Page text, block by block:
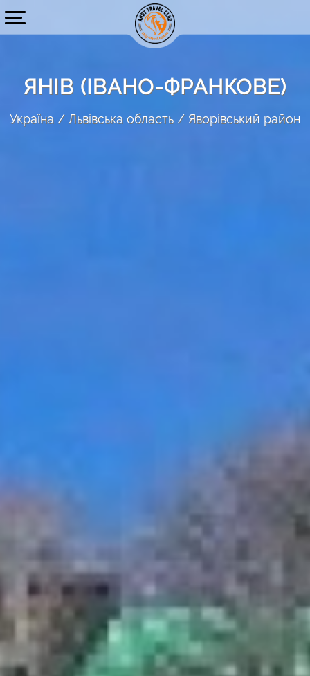
ЯНІВ (ІВАНО-ФРАНКОВЕ)
Україна Львівська область Яворівський район